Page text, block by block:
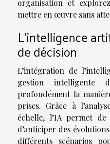
organisation et
mettre en œuvre sans
L’intelligence
de décision
L’intégration de
gestion intelligente
profondément la
prises. Grâce à
échelle, l’IA permet de
d’anticiper des
différents scénarios